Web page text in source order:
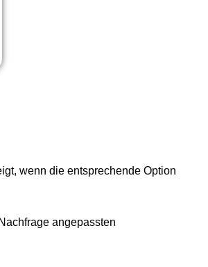
wenn die entsprechende Option
angepassten